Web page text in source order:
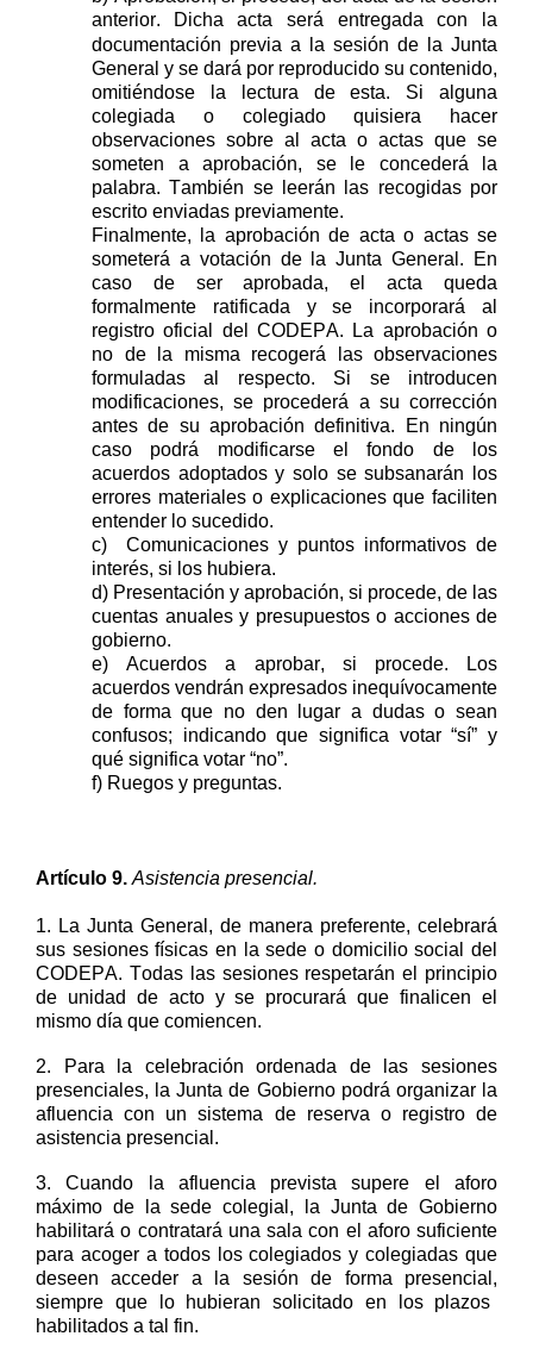
anterior.
Dicha acta será entregada con la
documentación previa a la sesión de la Junta
General y se dará por reproducido su contenido,
omitiéndose
la lectura de esta. Si alguna
colegiada o colegiado quisiera hacer
observaciones sobre al acta o actas que se
someten a aprobación, se le concederá la
palabra. También se leerán las recogidas por
escrito enviadas previamente.
Finalmente, la aprobación de acta o actasse
someterá a votación de la Junta General .
En
caso de ser aprobada, el acta queda
formalmente ratificada y se incorporará al
registro oficial del CODEPA.
La aprobación o
no de la misma recogerá las observaciones
formuladas al respecto.
Si se introducen
modificaciones, se procederá a su corrección
antes de su aprobación definitiva.
En ningún
caso podrá modificarse el fondo de los
acuerdos adoptados y solo se subsanarán los
errores materiales o explicaciones que faciliten
entender lo sucedido.
c)
Comunicaciones y puntos informativos de
interés, si los hubiera.
d) Presentación y aprobación, si procede, de las
cuentas anuales y presupuestos o acciones de
gobierno.
e)Acuerdos a aprobar, si procede.
Los
acuerdos vendrán expresados inequívocamente
de forma que no den lugar a dudas o sean
confusos; indicando que significa votar “sí” y
qué significa votar “no”.
f) Ruegos y preguntas.
Artículo 9. Asistencia presencial.
1. La Junta General , de manera preferente, celebrará
sus sesiones físicas en la sede o domicilio social del
CODEPA. Todas las sesiones respetarán el principio
de unidad de acto y se procurará que finalicen el
mismo día que comiencen.
2.
Para la celebración ordenada de las sesiones
presenciales, la Junta de Gobierno podrá organizar la
afluencia con un sistema de reserva o registro de
asistencia presencial.
3.Cuando la afluencia prevista supere el aforo
máximo de la sede colegial , la Junta de Gobierno
habilitará o contratará una sala con el aforo suficiente
para acoger a todos los colegiados y colegiadas que
deseen acceder a la sesiónde forma presencial ,
siempre que lo hubieran solicitado en los plazos
habilitados a tal fin.